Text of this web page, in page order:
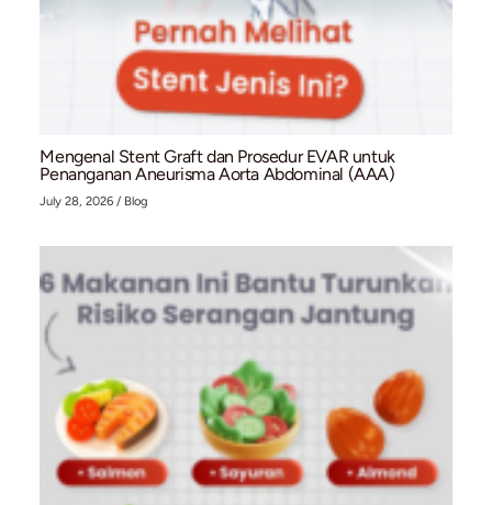
Mengapa Luka Kaki pada Pasien Diabetes Sulit
Sembuh? Waspadai PAD!
July 28, 2026/Vascular Intervention